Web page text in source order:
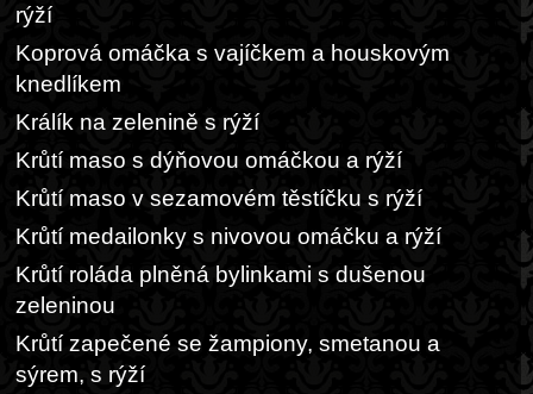
rýží
Koprová omáčka s vajíčkem a houskovým
knedlíkem
Králík na zelenině s rýží
Krůtí maso s dýňovou omáčkou a rýží
Krůtí maso v sezamovém těstíčku s rýží
Krůtí medailonky s nivovou omáčku a rýží
Krůtí roláda plněná bylinkami s dušenou
zeleninou
Krůtí zapečené se žampiony, smetanou a
sýrem, s rýží